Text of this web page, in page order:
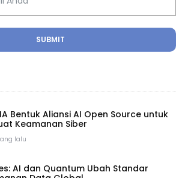
SUBMIT
lalu
Bentuk Aliansi AI Open Source untuk
Keamanan Siber
AI dan Quantum Ubah Standar